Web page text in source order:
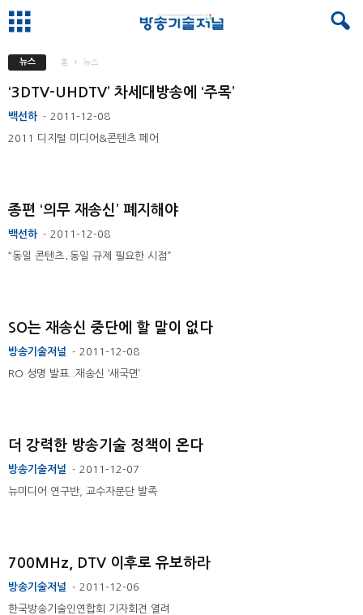
뉴스 홈 뉴스
‘3DTV-UHDTV’ 차세대방송에 ‘주목’
백선하 - 2011-12-08
2011 디지털 미디어&콘텐츠 페어
종편 ‘의무 재송신’ 폐지해야
백선하 - 2011-12-08
“동일 콘텐츠․동일 규제 필요한 시점”
SO는 재송신 중단에 할 말이 없다
방송기술저널 - 2011-12-08
RO 성명 발표..재송신 ‘새국면’
더 강력한 방송기술 정책이 온다
방송기술저널 - 2011-12-07
뉴미디어 연구반, 교수자문단 발족
700MHz, DTV 이후로 유보하라
방송기술저널 - 2011-12-06
한국방송기술인연합회 기자회견 열려